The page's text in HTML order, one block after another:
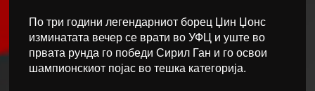
По три години легендарниот борец Џин Џонс
изминатата вечер се врати во УФЦ и уште во
првата рунда го победи Сирил Ган и го освои
шампионскиот појас во тешка категорија.